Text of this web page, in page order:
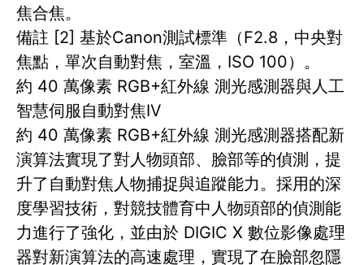
焦合焦。
備註 [2] 基於Canon測試標準（F2.8，中央對
焦點，單次自動對焦，室溫，ISO 100）。
約 40 萬像素 RGB+紅外線 測光感測器與人工
智慧伺服自動對焦IV
約 40 萬像素 RGB+紅外線 測光感測器搭配新
演算法實現了對人物頭部、臉部等的偵測，提
升了自動對焦人物捕捉與追蹤能力。採用的深
度學習技術，對競技體育中人物頭部的偵測能
力進行了強化，並由於 DIGIC X 數位影像處理
器對新演算法的高速處理，實現了在臉部忽隱